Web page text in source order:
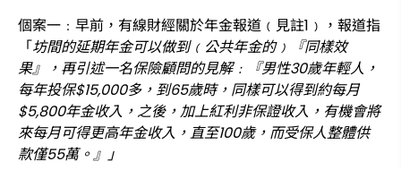
個案一﹕早前，有線財經關於年金報道﹙見註1﹚，報道指
「坊間的延期年金可以做到﹙公共年金的﹚『同樣效
果』，再引述一名保險顧問的見解﹕『男性30歲年輕人，
每年投保$15,000多，到65歲時，同樣可以得到約每月
$5,800年金收入，之後，加上紅利非保證收入，有機會將
來每月可得更高年金收入，直至100歲，而受保人整體供
款僅55萬。』」